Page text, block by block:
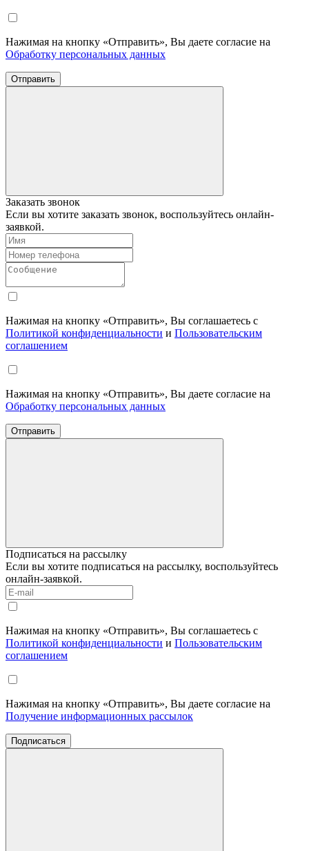
Нажимая на кнопку «Отправить», Вы даете согласие на
Обработку персональных данных
Отправить
Заказать звонок
Если вы хотите заказать звонок, воспользуйтесь онлайн-
заявкой.
Нажимая на кнопку «Отправить», Вы соглашаетесь с
Политикой конфиденциальности и Пользовательским
соглашением
Нажимая на кнопку «Отправить», Вы даете согласие на
Обработку персональных данных
Отправить
Подписаться на рассылку
Если вы хотите подписаться на рассылку, воспользуйтесь
онлайн-заявкой.
Нажимая на кнопку «Отправить», Вы соглашаетесь с
Политикой конфиденциальности и Пользовательским
соглашением
Нажимая на кнопку «Отправить», Вы даете согласие на
Получение информационных рассылок
Подписаться